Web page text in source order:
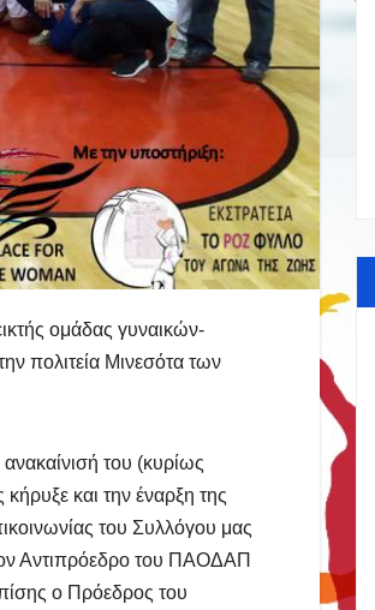
ομάδας γυναικών-
πολιτεία Μινεσότα των
του (κυρίως
κήρυξε και την έναρξη της
του Συλλόγου μας
Αντιπρόεδρο του ΠΑΟΔΑΠ
ο Πρόεδρος του